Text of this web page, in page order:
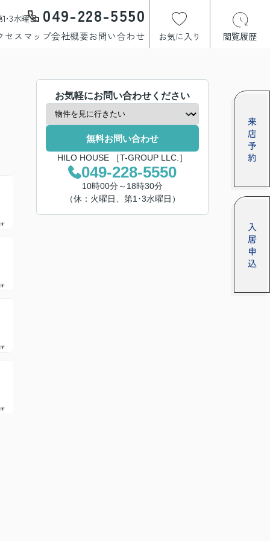
･3水曜日 049-228-5550
セスマップ会社概要お問い合わせ お気に入り 閲覧履歴
お気軽にお問い合わせください
無料お問い合わせ
HILO HOUSE ［T-GROUP LLC.］
049-228-5550
10時00分～18時30分
（休：火曜日、第1･3水曜日）